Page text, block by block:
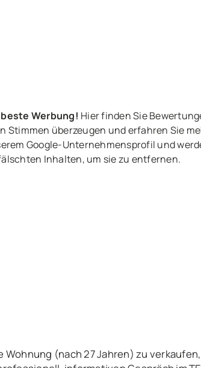
Werbung! Hier finden Sie
Stimmen überzeugen und erfahren Sie
Google-Unternehmensprofil und
Inhalten, um sie zu entfernen.
(nach 27 Jahren) zu